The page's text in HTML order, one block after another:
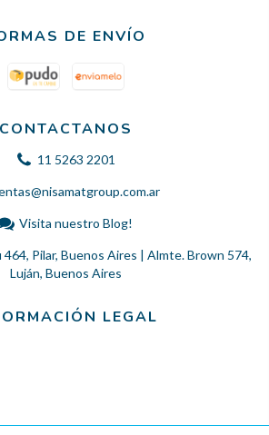
DE ENVÍO
CONTACTANOS
11 5263 2201
Visita nuestro Blog!
464, Pilar, Buenos Aires | Almte. Brown 574,
Luján, Buenos Aires
LEGAL